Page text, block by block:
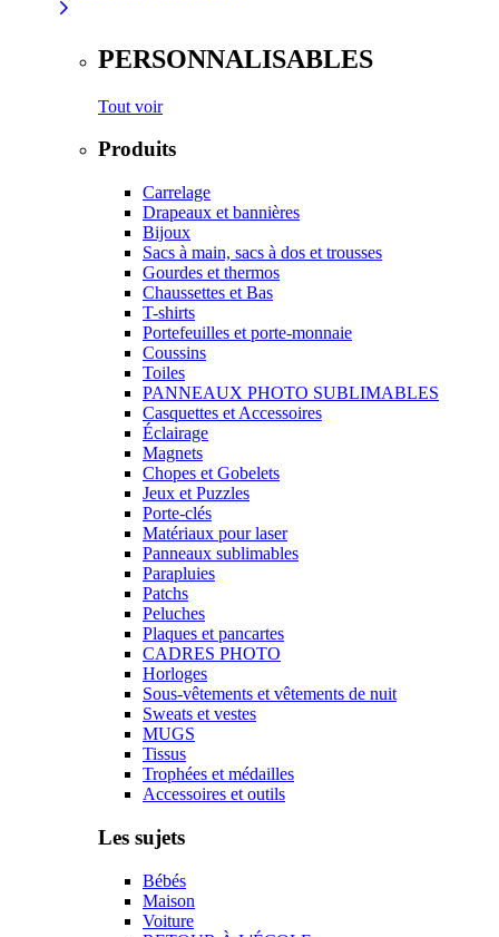
PERSONNALISABLES
Tout voir
Produits
Carrelage
Drapeaux et bannières
Bijoux
Sacs à main, sacs à dos et trousses
Gourdes et thermos
Chaussettes et Bas
T-shirts
Portefeuilles et porte-monnaie
Coussins
Toiles
PANNEAUX PHOTO SUBLIMABLES
Casquettes et Accessoires
Éclairage
Magnets
Chopes et Gobelets
Jeux et Puzzles
Porte-clés
Matériaux pour laser
Panneaux sublimables
Parapluies
Patchs
Peluches
Plaques et pancartes
CADRES PHOTO
Horloges
Sous-vêtements et vêtements de nuit
Sweats et vestes
MUGS
Tissus
Trophées et médailles
Accessoires et outils
Les sujets
Bébés
Maison
Voiture